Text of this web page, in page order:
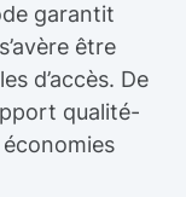
garantit
être
d’accès. De
qualité-